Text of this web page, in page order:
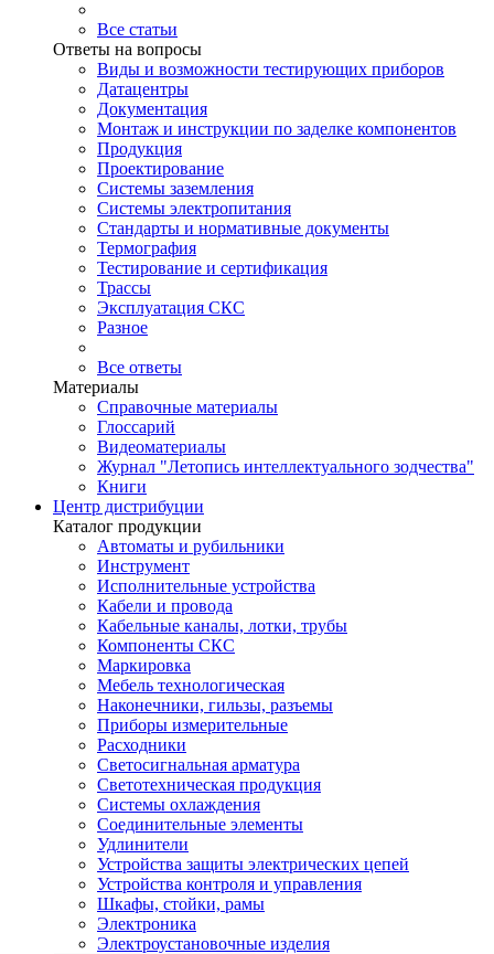
Все статьи
Ответы на вопросы
Виды и возможности тестирующих приборов
Датацентры
Документация
Монтаж и инструкции по заделке компонентов
Продукция
Проектирование
Системы заземления
Системы электропитания
Стандарты и нормативные документы
Термография
Тестирование и сертификация
Трассы
Эксплуатация СКС
Разное
Все ответы
Материалы
Справочные материалы
Глоссарий
Видеоматериалы
Журнал "Летопись интеллектуального зодчества"
Книги
Центр дистрибуции
Каталог продукции
Автоматы и рубильники
Инструмент
Исполнительные устройства
Кабели и провода
Кабельные каналы, лотки, трубы
Компоненты СКС
Маркировка
Мебель технологическая
Наконечники, гильзы, разъемы
Приборы измерительные
Расходники
Светосигнальная арматура
Светотехническая продукция
Системы охлаждения
Соединительные элементы
Удлинители
Устройства защиты электрических цепей
Устройства контроля и управления
Шкафы, стойки, рамы
Электроника
Электроустановочные изделия